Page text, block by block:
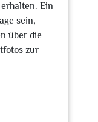
Ein
sein,
über die
zur